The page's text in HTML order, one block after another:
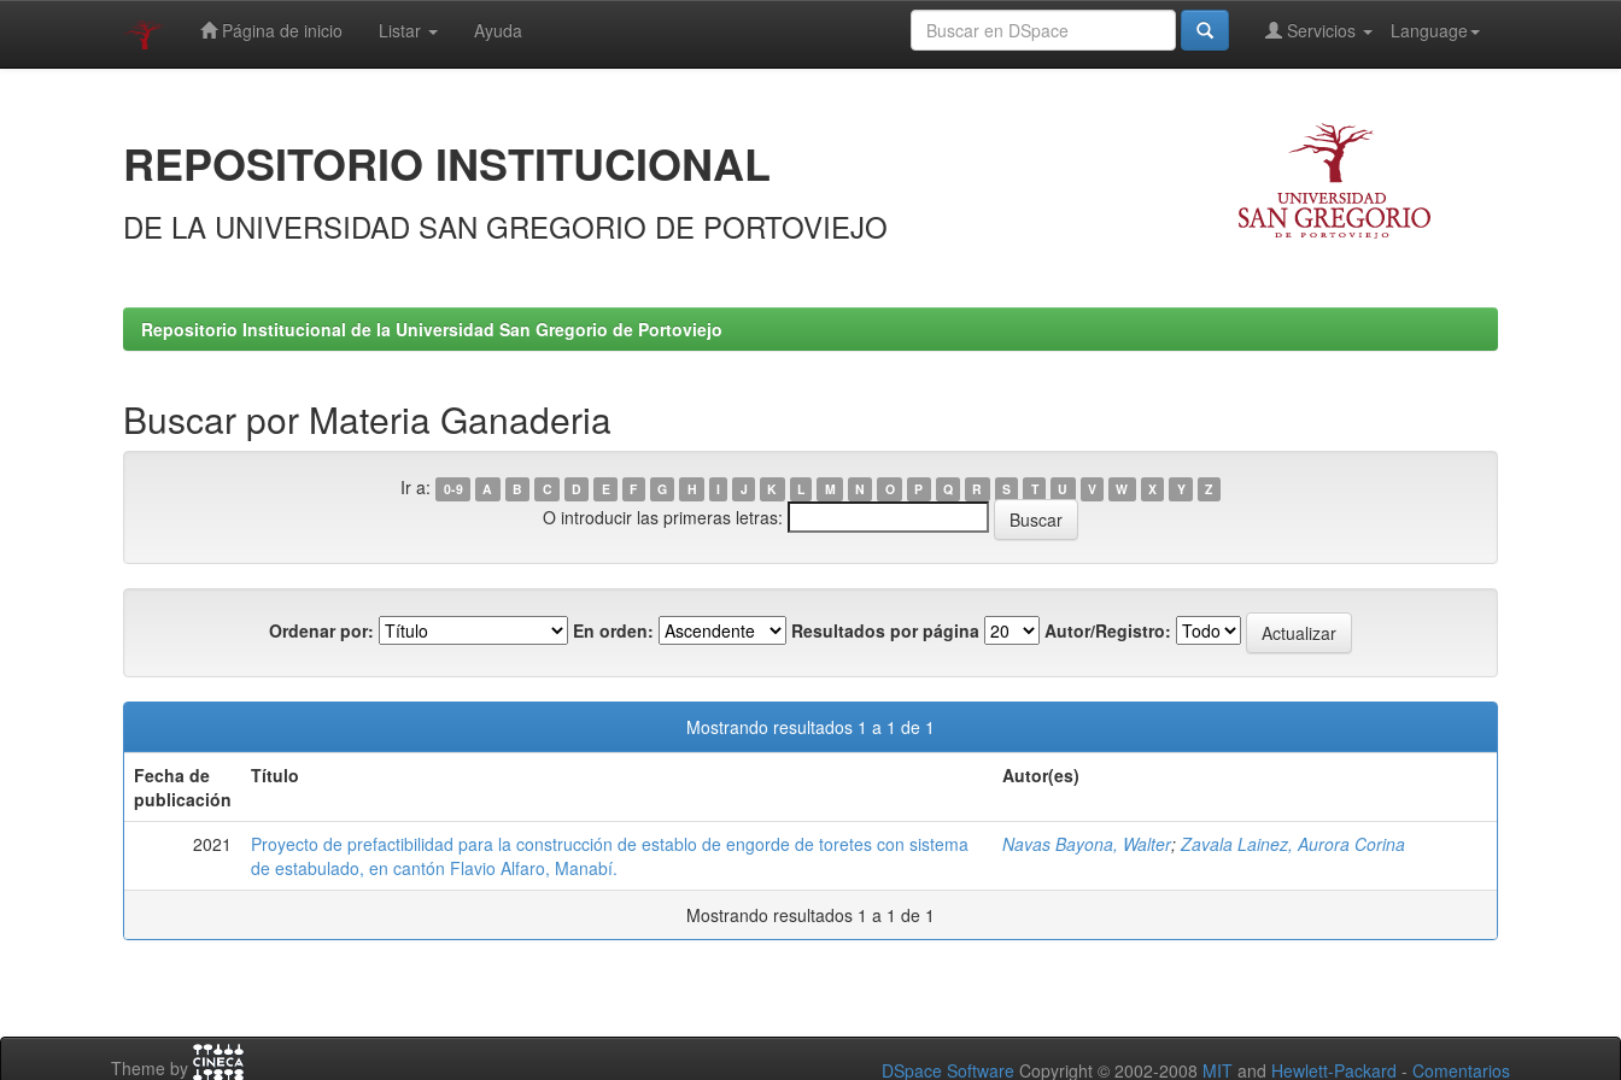
Página de inicio Listar Ayuda Language
Servicios
REPOSITORIO INSTITUCIONAL
DE LA UNIVERSIDAD SAN GREGORIO DE PORTOVIEJO
Repositorio Institucional de la Universidad San Gregorio de Portoviejo
Buscar por Materia Ganaderia
Ir a: 0-9 A B C D E F G H I J K L M N O P Q R S T U V W X Y Z
O introducir las primeras letras:
Ordenar por: En orden: Resultados por página Autor/Registro:
Mostrando resultados 1 a 1 de 1
Fecha de
publicación
Título Autor(es)
2021
Proyecto de prefactibilidad para la construcción de establo de engorde de toretes con sistema
de estabulado, en cantón Flavio Alfaro, Manabí.
Navas Bayona, Walter;Zavala Lainez, Aurora Corina
Mostrando resultados 1 a 1 de 1
Theme by DSpace Software Copyright © 2002-2008 MIT and Hewlett-Packard - Comentarios